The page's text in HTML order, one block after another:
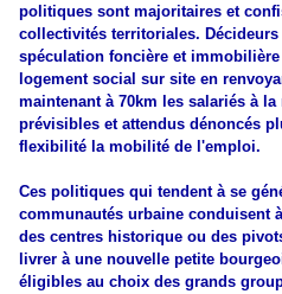
politiques sont majoritaires et
collectivités territoriales.
spéculation foncière et
logement social sur site en
maintenant à 70km les salariés à
prévisibles et attendus dénoncés
flexibilité la mobilité de l'emploi.
Ces politiques qui tendent à se
communautés urbaine conduisent
des centres historique ou des
livrer à une nouvelle petite
éligibles au choix des grands